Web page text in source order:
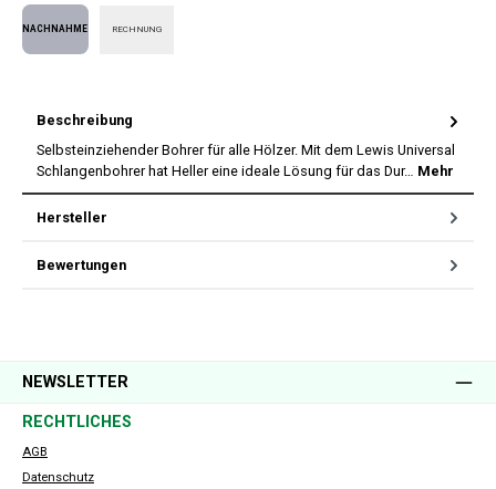
RECHNUNG
Beschreibung
Selbsteinziehender Bohrer für alle Hölzer. Mit dem Lewis Universal
Schlangenbohrer hat Heller eine ideale Lösung für das Dur… Mehr
Hersteller
Bewertungen
NEWSLETTER
RECHTLICHES
AGB
Datenschutz